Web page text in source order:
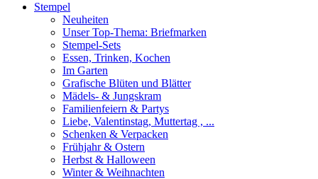
Stempel
Neuheiten
Unser Top-Thema: Briefmarken
Stempel-Sets
Essen, Trinken, Kochen
Im Garten
Grafische Blüten und Blätter
Mädels- & Jungskram
Familienfeiern & Partys
Liebe, Valentinstag, Muttertag , ...
Schenken & Verpacken
Frühjahr & Ostern
Herbst & Halloween
Winter & Weihnachten